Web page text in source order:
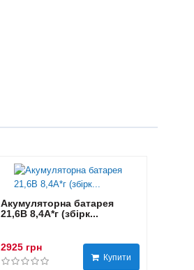
Акумуляторна батарея
21,6В 8,4A*г (збірк...
2925 грн
Купити